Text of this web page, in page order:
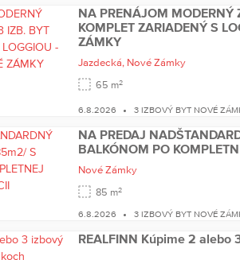
NA PRENÁJOM MODERNÝ
KOMPLET ZARIADENÝ S
ZÁMKY
Jazdecká, Nové Zámky
65 m2
6.8.2026 3 IZBOVÝ BYT NOVÉ
NA PREDAJ
BALKÓNOM PO
Nové Zámky
85 m2
6.8.2026 3 IZBOVÝ BYT NOVÉ
REALFINN Kúpime 2 alebo